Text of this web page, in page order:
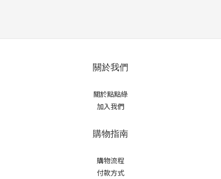
關於我們
關於點點綠
加入我們
購物指南
購物流程
付款方式